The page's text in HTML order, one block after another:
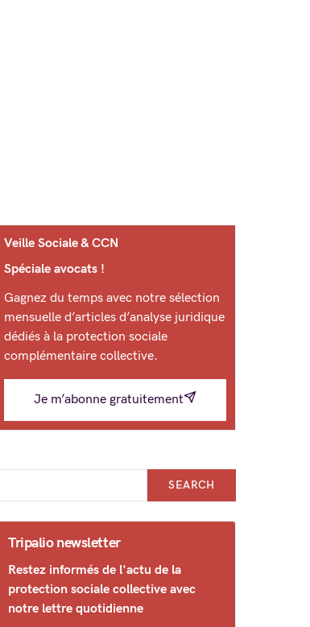
Veille Sociale & CCN
Spéciale avocats !
Gagnez du temps avec notre sélection
mensuelle d’articles d’analyse juridique
dédiés à la protection sociale
complémentaire collective.
Je m’abonne gratuitement
SEARCH
Tripalio newsletter
Restez informés de l'actu de la
protection sociale collective avec
notre lettre quotidienne